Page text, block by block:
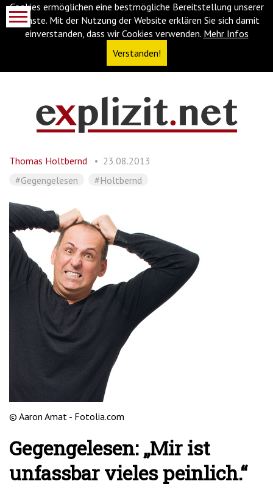
Cookies ermöglichen eine bestmögliche Bereitstellung unserer
Dienste. Mit der Nutzung der Website erklären Sie sich damit
einverstanden, dass wir Cookies verwenden. Mehr Infos
Verstanden!
(Accesskey
Zur
Navigation
springen
(Accesskey
'3')Zur
Suche
springen
(Accesskey
Thomas Holtbernd
23.08.2013
#Gegengelesen
#Holtbernd
© Aaron Amat - Fotolia.com
Gegengelesen: „Mir ist
unfassbar vieles peinlich.“